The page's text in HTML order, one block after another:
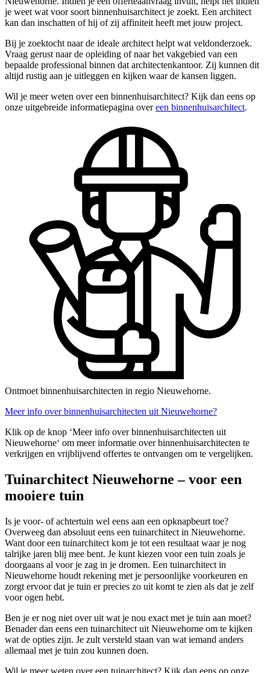
je weet wat voor soort binnenhuisarchitect je zoekt. Een architect
kan dan inschatten of hij of zij affiniteit heeft met jouw project.
Bij je zoektocht naar de ideale architect helpt wat veldonderzoek.
Vraag gerust naar de opleiding of naar het vakgebied van een
bepaalde professional binnen dat architectenkantoor. Zij kunnen dit
altijd rustig aan je uitleggen en kijken waar de kansen liggen.
Wil je meer weten over een binnenhuisarchitect? Kijk dan eens op
onze uitgebreide informatiepagina overeen binnenhuisarchitect.
Ontmoet binnenhuisarchitecten in regio Nieuwehorne.
Meer info over binnenhuisarchitecten uit Nieuwehorne?
Klik op de knop ‘Meer info over binnenhuisarchitecten uit
Nieuwehorne‘ om meer informatie over binnenhuisarchitecten te
verkrijgen en vrijblijvend offertes te ontvangen om te vergelijken.
Tuinarchitect Nieuwehorne – voor een
mooiere tuin
Is je voor- of achtertuin wel eens aan een opknapbeurt toe?
Overweeg dan absoluut eens een tuinarchitect in Nieuwehorne.
Want door een tuinarchitect kom je tot een resultaat waar je nog
talrijke jaren blij mee bent. Je kunt kiezen voor een tuin zoals je
doorgaans al voor je zag in je dromen. Een tuinarchitect in
Nieuwehorne houdt rekening met je persoonlijke voorkeuren en
zorgt ervoor dat je tuin er precies zo uit komt te zien als dat je zelf
voor ogen hebt.
Ben je er nog niet over uit wat je nou exact met je tuin aan moet?
Benader dan eens een tuinarchitect uit Nieuwehorne om te kijken
wat de opties zijn. Je zult versteld staan van wat iemand anders
allemaal met je tuin zou kunnen doen.
Wil je meer weten over een tuinarchitect? Kijk dan eens op onze